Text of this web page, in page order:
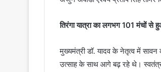
तिरंगा यात्रा का लगभग 101 मंचों से
मुख्यमंत्री डॉ. यादव के नेतृत्व में सावन
उत्साह के साथ आगे बढ़ रहे थे।